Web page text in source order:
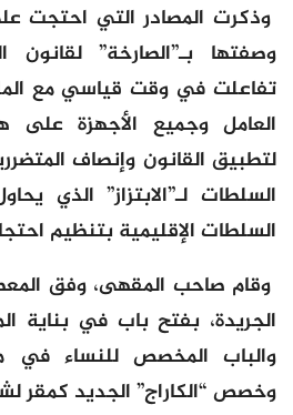
وذكرت المصادر التي احتجت
وصفتها بـ”الصارخة” لقانون
تفاعلت في وقت قياسي مع
العامل وجميع الأجهزة على
لتطبيق القانون وإنصاف
السلطات لـ”الابتزاز” الذي
السلطات الإقليمية بتنظيم
وقام صاحب المقهى، وفق
الجريدة، بفتح باب في بناية
والباب المخصص للنساء
وخصص “الكاراج” الجديد كمقر